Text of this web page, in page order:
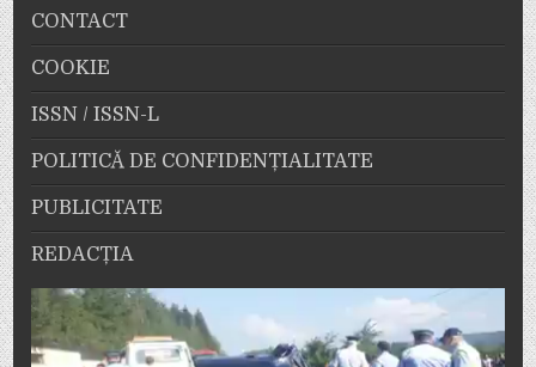
CONTACT
COOKIE
ISSN / ISSN-L
POLITICĂ DE CONFIDENȚIALITATE
PUBLICITATE
REDACȚIA